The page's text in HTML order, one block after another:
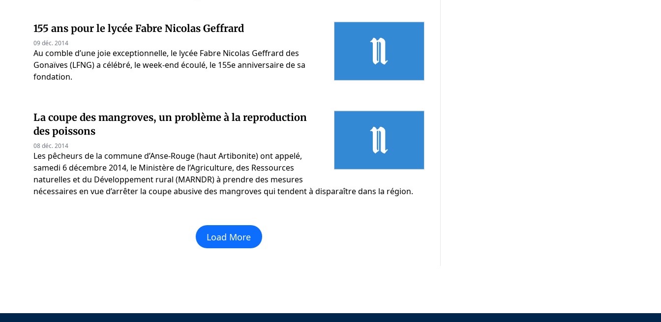
155 ans pour le lycée Fabre Nicolas Geffrard
09 déc. 2014
Au comble d’une joie exceptionnelle, le lycée Fabre Nicolas Geffrard des
Gonaïves (LFNG) a célébré, le week-end écoulé, le 155e anniversaire de sa
fondation.
La coupe des mangroves, un problème à la reproduction
des poissons
08 déc. 2014
Les pêcheurs de la commune d’Anse-Rouge (haut Artibonite) ont appelé,
samedi 6 décembre 2014, le Ministère de l’Agriculture, des Ressources
naturelles et du Développement rural (MARNDR) à prendre des mesures
nécessaires en vue d’arrêter la coupe abusive des mangroves qui tendent à disparaître dans la région.
Load More